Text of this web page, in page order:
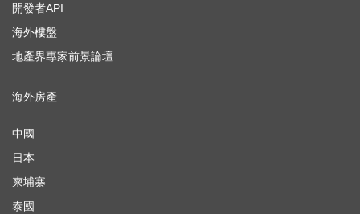
開發者API
海外樓盤
地產界專家前景論壇
海外房產
中國
日本
柬埔寨
泰國